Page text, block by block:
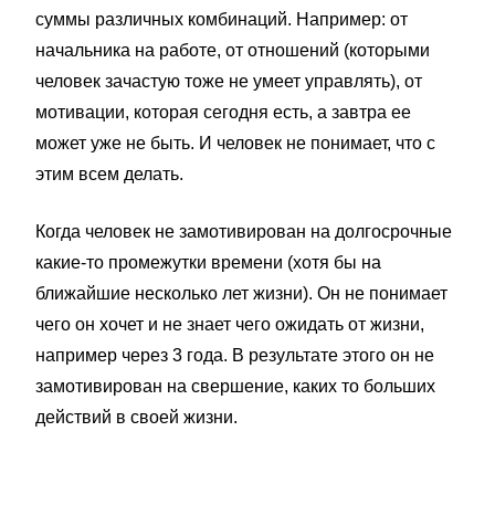
суммы различных комбинаций. Например: от
начальника на работе, от отношений (которыми
человек зачастую тоже не умеет управлять), от
мотивации, которая сегодня есть, а завтра ее
может уже не быть. И человек не понимает, что с
этим всем делать.
Когда человек не замотивирован на долгосрочные
какие-то промежутки времени (хотя бы на
ближайшие несколько лет жизни). Он не понимает
чего он хочет и не знает чего ожидать от жизни,
например через 3 года. В результате этого он не
замотивирован на свершение, каких то больших
действий в своей жизни.